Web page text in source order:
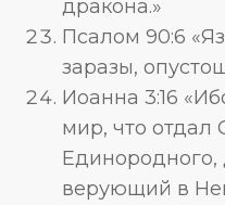
дракона.»
Псалом 90:6
заразы,
Иоанна 3:16
мир, что отдал
Единородного,
верующий в